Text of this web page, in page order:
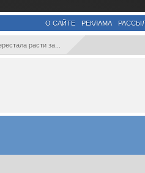
О САЙТЕ РЕКЛАМА
расти за...